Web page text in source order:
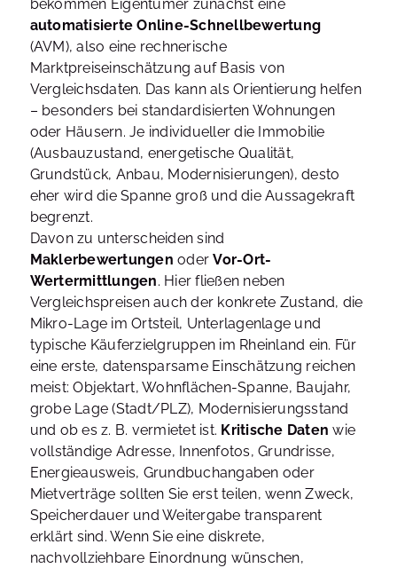
bekommen Eigentümer zunächst eine
automatisierte Online-Schnellbewertung
(AVM), also eine rechnerische
Marktpreiseinschätzung auf Basis von
Vergleichsdaten. Das kann als Orientierung helfen
– besonders bei standardisierten Wohnungen
oder Häusern. Je individueller die Immobilie
(Ausbauzustand, energetische Qualität,
Grundstück, Anbau, Modernisierungen), desto
eher wird die Spanne groß und die Aussagekraft
begrenzt.
Davon zu unterscheiden sind
Maklerbewertungen oderVor-Ort-
Wertermittlungen. Hier fließen neben
Vergleichspreisen auch der konkrete Zustand, die
Mikro-Lage im Ortsteil, Unterlagenlage und
typische Käuferzielgruppen im Rheinland ein. Für
eine erste, datensparsame Einschätzung reichen
meist: Objektart, Wohnflächen-Spanne, Baujahr,
grobe Lage (Stadt/PLZ), Modernisierungsstand
und ob es z. B. vermietet ist. Kritische Daten wie
vollständige Adresse, Innenfotos, Grundrisse,
Energieausweis, Grundbuchangaben oder
Mietverträge sollten Sie erst teilen, wenn Zweck,
Speicherdauer und Weitergabe transparent
erklärt sind. Wenn Sie eine diskrete,
nachvollziehbare Einordnung wünschen,